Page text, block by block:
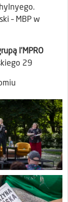
– MBP w
I’MPRO
29